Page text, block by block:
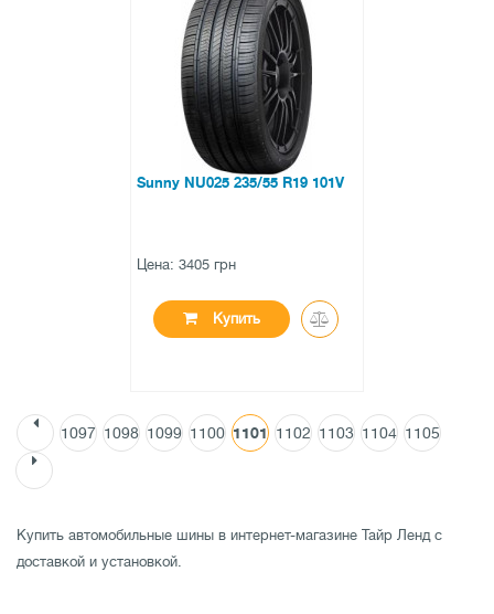
0 отзывов
Sunny NU025 235/55 R19 101V
Цена: 3405 грн
Купить
●нет в наличии
1097 1098 1099 1100 1101 1102 1103 1104 1105
Купить автомобильные шины в интернет-магазине Тайр Ленд с
доставкой и установкой.